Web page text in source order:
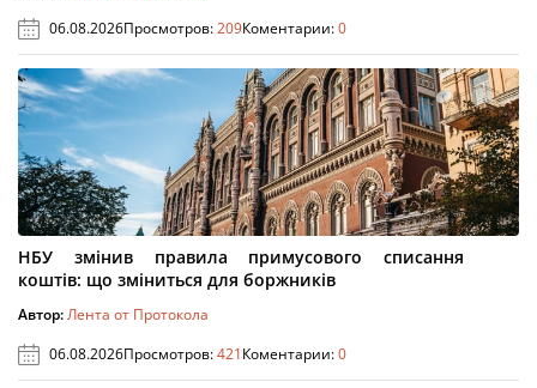
06.08.2026Просмотров:209Коментарии:0
НБУ змінив правила примусового списання
коштів: що зміниться для боржників
Автор:Лента от Протокола
06.08.2026Просмотров:421Коментарии:0